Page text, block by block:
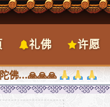
礼佛 许愿